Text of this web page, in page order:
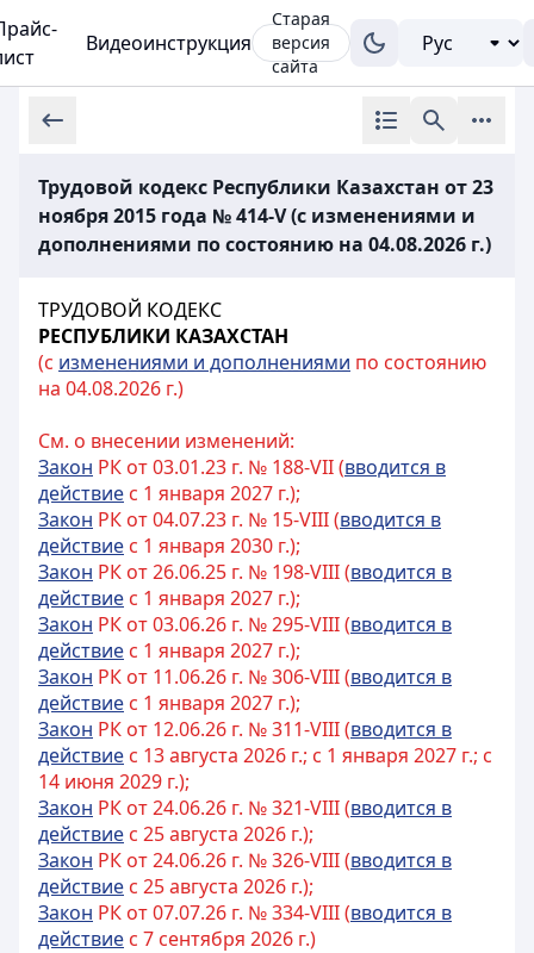
Видеоинструкция
Старая
версия
сайта
Трудовой кодекс Республики Казахстан от 23
ноября 2015 года № 414-V (с изменениями и
дополнениями по состоянию на 04.08.2026 г.)
ТРУДОВОЙ КОДЕКС
РЕСПУБЛИКИ КАЗАХСТАН
(с изменениями и дополнениями по состоянию
на 04.08.2026 г.)
См. о внесении изменений:
Закон РК от 03.01.23 г. № 188-VII (вводится в
действие с 1 января 2027 г.);
Закон РК от 04.07.23 г. № 15-VIII (вводится в
действие с 1 января 2030 г.);
Закон РК от 26.06.25 г. № 198-VIII (вводится в
действие с 1 января 2027 г.);
Закон РК от 03.06.26 г. № 295-VIII (вводится в
действие с 1 января 2027 г.);
Закон РК от 11.06.26 г. № 306-VIII (вводится в
действие с 1 января 2027 г.);
Закон РК от 12.06.26 г. № 311-VIII (вводится в
действие с 13 августа 2026 г.; с 1 января 2027 г.; с
14 июня 2029 г.);
Закон РК от 24.06.26 г. № 321-VIII (вводится в
действие с 25 августа 2026 г.);
Закон РК от 24.06.26 г. № 326-VIII (вводится в
действие с 25 августа 2026 г.);
Закон РК от 07.07.26 г. № 334-VIII (вводится в
действие с 7 сентября 2026 г.)